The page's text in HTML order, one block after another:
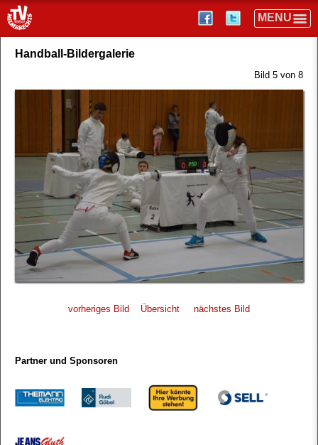
Handball-Bildergalerie
Bild 5 von 8
vorheriges Bild Übersicht nächstes Bild
Partner und Sponsoren